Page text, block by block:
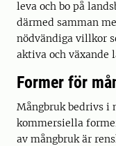
leva och bo på
därmed samman
nödvändiga villkor
aktiva och växande
Former för
Mångbruk bedrivs i
kommersiella
av mångbruk är